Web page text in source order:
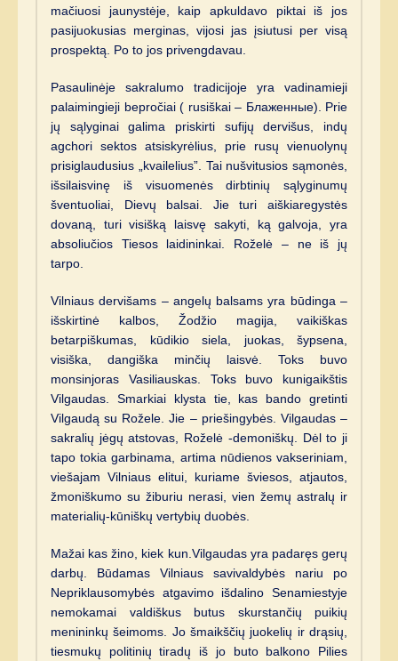
mačiuosi jaunystėje, kaip apkuldavo piktai iš jos
pasijuokusias merginas, vijosi jas įsiutusi per visą
prospektą. Po to jos privengdavau.
Pasaulinėje sakralumo tradicijoje yra vadinamieji
palaimingieji bepročiai ( rusiškai – Блаженные). Prie
jų sąlyginai galima priskirti sufijų dervišus, indų
agchori sektos atsiskyrėlius, prie rusų vienuolynų
prisiglaudusius „kvailelius”. Tai nušvitusios sąmonės,
išsilaisvinę iš visuomenės dirbtinių sąlyginumų
šventuoliai, Dievų balsai. Jie turi aiškiaregystės
dovaną, turi visišką laisvę sakyti, ką galvoja, yra
absoliučios Tiesos laidininkai. Roželė – ne iš jų
tarpo.
Vilniaus dervišams – angelų balsams yra būdinga –
išskirtinė kalbos, Žodžio magija, vaikiškas
betarpiškumas, kūdikio siela, juokas, šypsena,
visiška, dangiška minčių laisvė. Toks buvo
monsinjoras Vasiliauskas. Toks buvo kunigaikštis
Vilgaudas. Smarkiai klysta tie, kas bando gretinti
Vilgaudą su Rožele. Jie – priešingybės. Vilgaudas –
sakralių jėgų atstovas, Roželė -demoniškų. Dėl to ji
tapo tokia garbinama, artima nūdienos vakseriniam,
viešajam Vilniaus elitui, kuriame šviesos, atjautos,
žmoniškumo su žiburiu nerasi, vien žemų astralų ir
materialių-kūniškų vertybių duobės.
Mažai kas žino, kiek kun.Vilgaudas yra padaręs gerų
darbų. Būdamas Vilniaus savivaldybės nariu po
Nepriklausomybės atgavimo išdalino Senamiestyje
nemokamai valdiškus butus skurstančių puikių
menininkų šeimoms. Jo šmaikščių juokelių ir drąsių,
tiesmukų politinių tiradų iš jo buto balkono Pilies